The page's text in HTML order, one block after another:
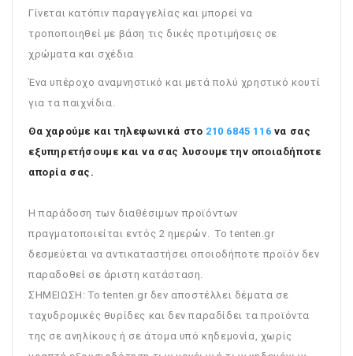
Γίνεται κατόπιν παραγγελίας και μπορεί να
τροποποιηθεί με βάση τις δικές προτιμήσεις σε
χρώματα και σχέδια
Ένα υπέροχο αναμνηστικό και μετά πολύ χρηστικό κουτί
για τα παιχνίδια.
Θα χαρούμε και τηλεφωνικά στο 210 6845 116 να σας
εξυπηρετήσουμε και να σας λυσουμε την οποιαδήποτε
απορία σας.
Η παράδοση των διαθέσιμων προϊόντων
πραγματοποιείται εντός 2 ημερών. Το tenten.gr
δεσμεύεται να αντικαταστήσει οποιοδήποτε προϊόν δεν
παραδοθεί σε άριστη κατάσταση.
ΣΗΜΕΙΩΣΗ: To tenten.gr δεν αποστέλλει δέματα σε
ταχυδρομικές θυρίδες και δεν παραδίδει τα προϊόντα
της σε ανηλίκους ή σε άτομα υπό κηδεμονία, χωρίς